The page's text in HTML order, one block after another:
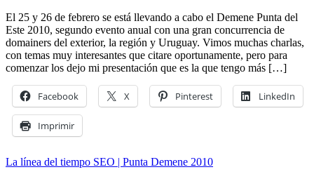
El 25 y 26 de febrero se está llevando a cabo el Demene Punta del
Este 2010, segundo evento anual con una gran concurrencia de
domainers del exterior, la región y Uruguay. Vimos muchas charlas,
con temas muy interesantes que citare oportunamente, pero para
comenzar los dejo mi presentación que es la que tengo más […]
Facebook X Pinterest LinkedIn
Imprimir
La línea del tiempo SEO | Punta Demene 2010